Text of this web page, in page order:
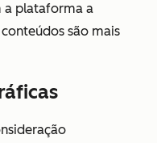
a plataforma a
são mais